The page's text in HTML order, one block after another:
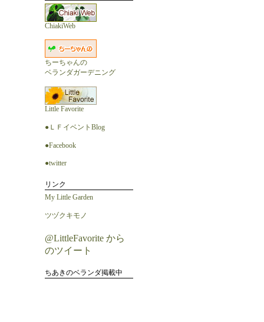
ChiakiWeb
ちーちゃんの
ベランダガーデニング
Little Favorite
●ＬＦイベントBlog
●Facebook
●twitter
リンク
My Little Garden
ツヅクキモノ
@LittleFavorite から
のツイート
ちあきのベランダ掲載中